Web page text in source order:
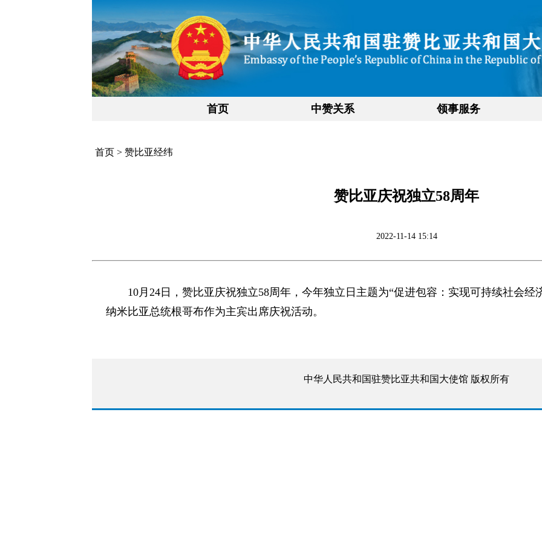
首页 中赞关系 领事服务
首页 > 赞比亚经纬
赞比亚庆祝独立58周年
2022-11-14 15:14
10月24日，赞比亚庆祝独立58周年，今年独立日主题为“促进包容：实现可持续社会
纳米比亚总统根哥布作为主宾出席庆祝活动。
中华人民共和国驻赞比亚共和国大使馆 版权所有